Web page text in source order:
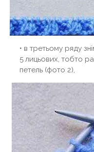
• в третьому ряду
5 лицьових, тобто
петель (фото 2),